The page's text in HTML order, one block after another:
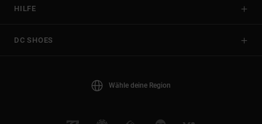
HILFE
DC SHOES
Wähle deine Region